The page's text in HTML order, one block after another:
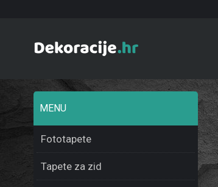
MENU
Fototapete
Tapete za zid